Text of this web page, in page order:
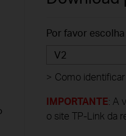
Por favor
V2
> Como
IMPORTANTE: A
o site TP-Link da